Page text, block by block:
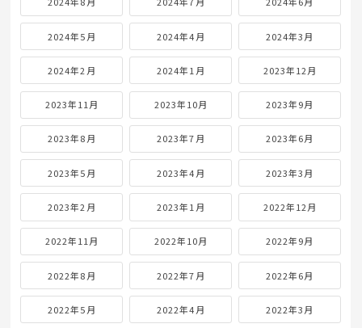
2024年5月 2024年4月 2024年3月
2024年2月 2024年1月 2023年12月
2023年11月 2023年10月 2023年9月
2023年8月 2023年7月 2023年6月
2023年5月 2023年4月 2023年3月
2023年2月 2023年1月 2022年12月
2022年11月 2022年10月 2022年9月
2022年8月 2022年7月 2022年6月
2022年5月 2022年4月 2022年3月